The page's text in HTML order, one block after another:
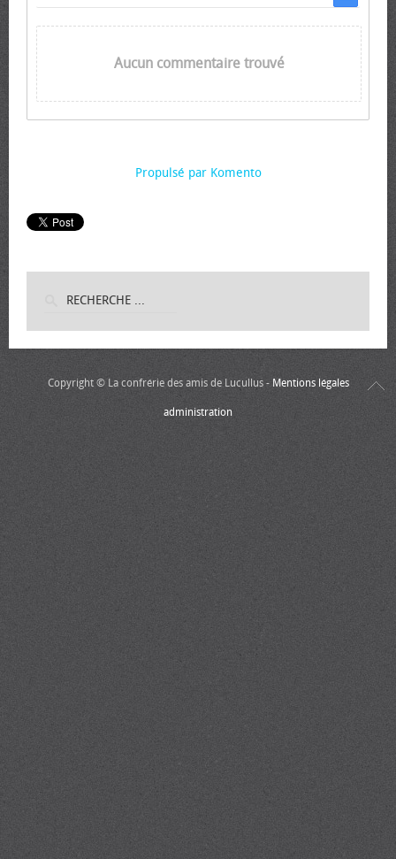
Aucun commentaire trouvé
Propulsé par Komento
Copyright © La confrérie des amis de Lucullus - Mentions légales
administration